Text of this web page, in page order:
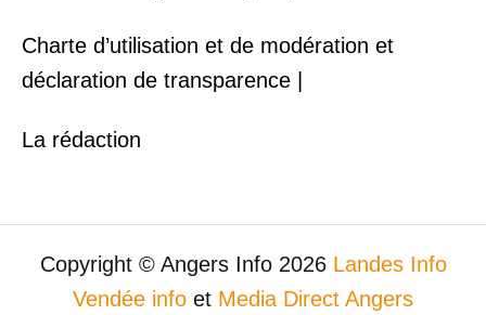
Charte d’utilisation et de modération et
déclaration de transparence |
La rédaction
Copyright © Angers Info 2026 Landes Info
Vendée info et Media Direct Angers